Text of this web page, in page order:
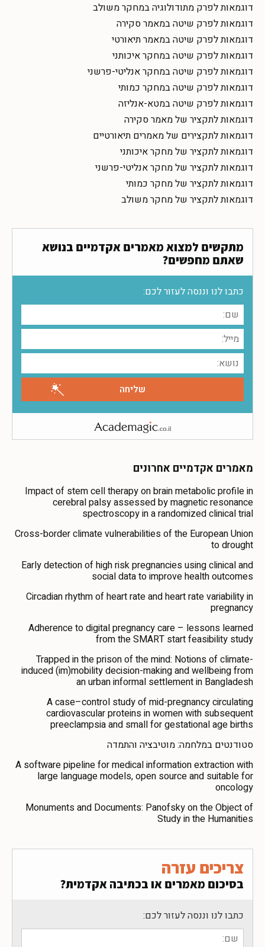
דוגמאות לפרק מתודולוגיה במחקר משולב
דוגמאות לפרק שיטה במאמר סקירה
דוגמאות לפרק שיטה במאמר תיאורטי
דוגמאות לפרק שיטה במחקר איכותני
דוגמאות לפרק שיטה במחקר אנליטי-פרשני
דוגמאות לפרק שיטה במחקר כמותי
דוגמאות לפרק שיטה במטא-אנליזה
דוגמאות לתקציר של מאמר סקירה
דוגמאות לתקצירים של מאמרים תיאורטיים
דוגמאות לתקציר של מחקר איכותני
דוגמאות לתקציר של מחקר אנליטי-פרשני
דוגמאות לתקציר של מחקר כמותי
דוגמאות לתקציר של מחקר משולב
מתקשים למצוא מאמרים אקדמיים בנושא
שאתם מחפשים?
כתבו לנו וננסה לעזור לכם:
מאמרים אקדמיים אחרונים
Impact of stem cell therapy on brain metabolic profile in
cerebral palsy assessed by magnetic resonance
spectroscopy in a randomized clinical trial
Cross-border climate vulnerabilities of the European Union
to drought
Early detection of high risk pregnancies using clinical and
social data to improve health outcomes
Circadian rhythm of heart rate and heart rate variability in
pregnancy
Adherence to digital pregnancy care – lessons learned
from the SMART start feasibility study
Trapped in the prison of the mind: Notions of climate-
induced (im)mobility decision-making and wellbeing from
an urban informal settlement in Bangladesh
A case–control study of mid-pregnancy circulating
cardiovascular proteins in women with subsequent
preeclampsia and small for gestational age births
סטודנטים במלחמה: מוטיבציה והתמדה
A software pipeline for medical information extraction with
large language models, open source and suitable for
oncology
Monuments and Documents: Panofsky on the Object of
Study in the Humanities
צריכים עזרה
בסיכום מאמרים או בכתיבה אקדמית?
כתבו לנו וננסה לעזור לכם: